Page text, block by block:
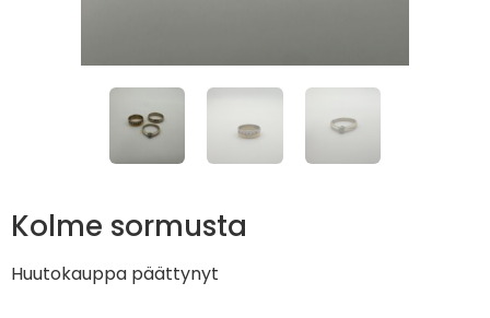
Kolme sormusta
Huutokauppa päättynyt